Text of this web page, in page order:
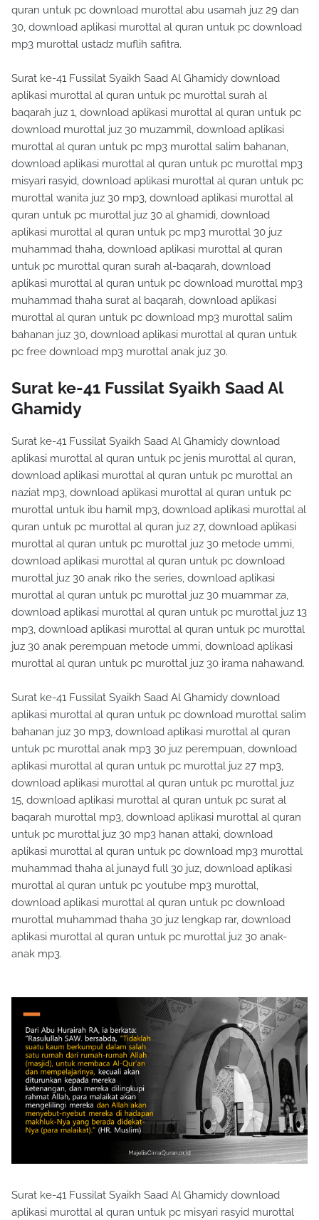
quran untuk pc download murottal abu usamah juz 29 dan
30, download aplikasi murottal al quran untuk pc download
mp3 murottal ustadz muflih safitra.
Surat ke-41 Fussilat Syaikh Saad Al Ghamidy download
aplikasi murottal al quran untuk pc murottal surah al
baqarah juz 1, download aplikasi murottal al quran untuk pc
download murottal juz 30 muzammil, download aplikasi
murottal al quran untuk pc mp3 murottal salim bahanan,
download aplikasi murottal al quran untuk pc murottal mp3
misyari rasyid, download aplikasi murottal al quran untuk pc
murottal wanita juz 30 mp3, download aplikasi murottal al
quran untuk pc murottal juz 30 al ghamidi, download
aplikasi murottal al quran untuk pc mp3 murottal 30 juz
muhammad thaha, download aplikasi murottal al quran
untuk pc murottal quran surah al-baqarah, download
aplikasi murottal al quran untuk pc download murottal mp3
muhammad thaha surat al baqarah, download aplikasi
murottal al quran untuk pc download mp3 murottal salim
bahanan juz 30, download aplikasi murottal al quran untuk
pc free download mp3 murottal anak juz 30.
Surat ke-41 Fussilat Syaikh Saad Al
Ghamidy
Surat ke-41 Fussilat Syaikh Saad Al Ghamidy download
aplikasi murottal al quran untuk pc jenis murottal al quran,
download aplikasi murottal al quran untuk pc murottal an
naziat mp3, download aplikasi murottal al quran untuk pc
murottal untuk ibu hamil mp3, download aplikasi murottal al
quran untuk pc murottal al quran juz 27, download aplikasi
murottal al quran untuk pc murottal juz 30 metode ummi,
download aplikasi murottal al quran untuk pc download
murottal juz 30 anak riko the series, download aplikasi
murottal al quran untuk pc murottal juz 30 muammar za,
download aplikasi murottal al quran untuk pc murottal juz 13
mp3, download aplikasi murottal al quran untuk pc murottal
juz 30 anak perempuan metode ummi, download aplikasi
murottal al quran untuk pc murottal juz 30 irama nahawand.
Surat ke-41 Fussilat Syaikh Saad Al Ghamidy download
aplikasi murottal al quran untuk pc download murottal salim
bahanan juz 30 mp3, download aplikasi murottal al quran
untuk pc murottal anak mp3 30 juz perempuan, download
aplikasi murottal al quran untuk pc murottal juz 27 mp3,
download aplikasi murottal al quran untuk pc murottal juz
15, download aplikasi murottal al quran untuk pc surat al
baqarah murottal mp3, download aplikasi murottal al quran
untuk pc murottal juz 30 mp3 hanan attaki, download
aplikasi murottal al quran untuk pc download mp3 murottal
muhammad thaha al junayd full 30 juz, download aplikasi
murottal al quran untuk pc youtube mp3 murottal,
download aplikasi murottal al quran untuk pc download
murottal muhammad thaha 30 juz lengkap rar, download
aplikasi murottal al quran untuk pc murottal juz 30 anak-
anak mp3.
Surat ke-41 Fussilat Syaikh Saad Al Ghamidy download
aplikasi murottal al quran untuk pc misyari rasyid murottal